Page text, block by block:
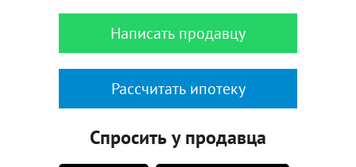
Написать продавцу
Рассчитать ипотеку
Спросить у продавца